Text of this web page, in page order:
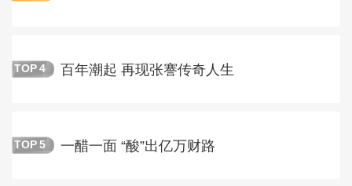
TOP 4 百年潮起 再现张謇传奇人生
TOP 5 一醋一面 “酸”出亿万财路